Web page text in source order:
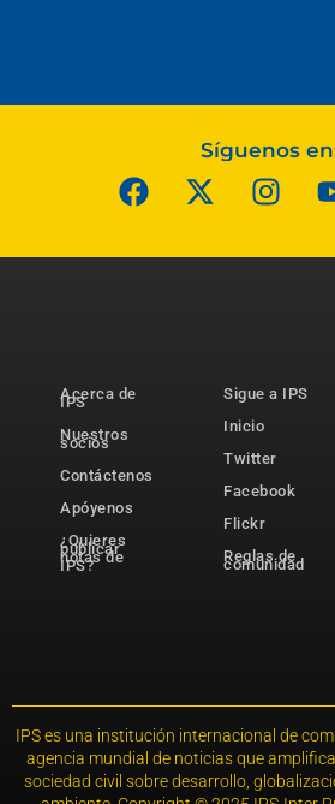
Síguenos
Acerca de
IPS
Nuestros
socios
Contáctenos
Apóyenos
¿Quieres
publicar
notas de
IPS?
Sigue a IPS
Inicio
Twitter
Facebook
Flickr
Reglas de
comunidad
IPS es una institución internacional de
agencia mundial de noticias que
sociedad civil sobre desarrollo,